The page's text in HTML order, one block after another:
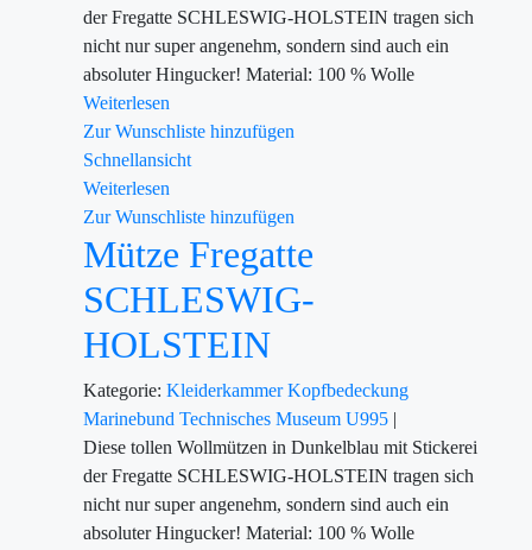
der Fregatte SCHLESWIG-HOLSTEIN tragen sich
nicht nur super angenehm, sondern sind auch ein
absoluter Hingucker! Material: 100 % Wolle
Weiterlesen
Zur Wunschliste hinzufügen
Schnellansicht
Weiterlesen
Zur Wunschliste hinzufügen
Mütze Fregatte
SCHLESWIG-
HOLSTEIN
Kategorie: KleiderkammerKopfbedeckung
Marinebund Technisches Museum U995 |
Diese tollen Wollmützen in Dunkelblau mit Stickerei
der Fregatte SCHLESWIG-HOLSTEIN tragen sich
nicht nur super angenehm, sondern sind auch ein
absoluter Hingucker! Material: 100 % Wolle